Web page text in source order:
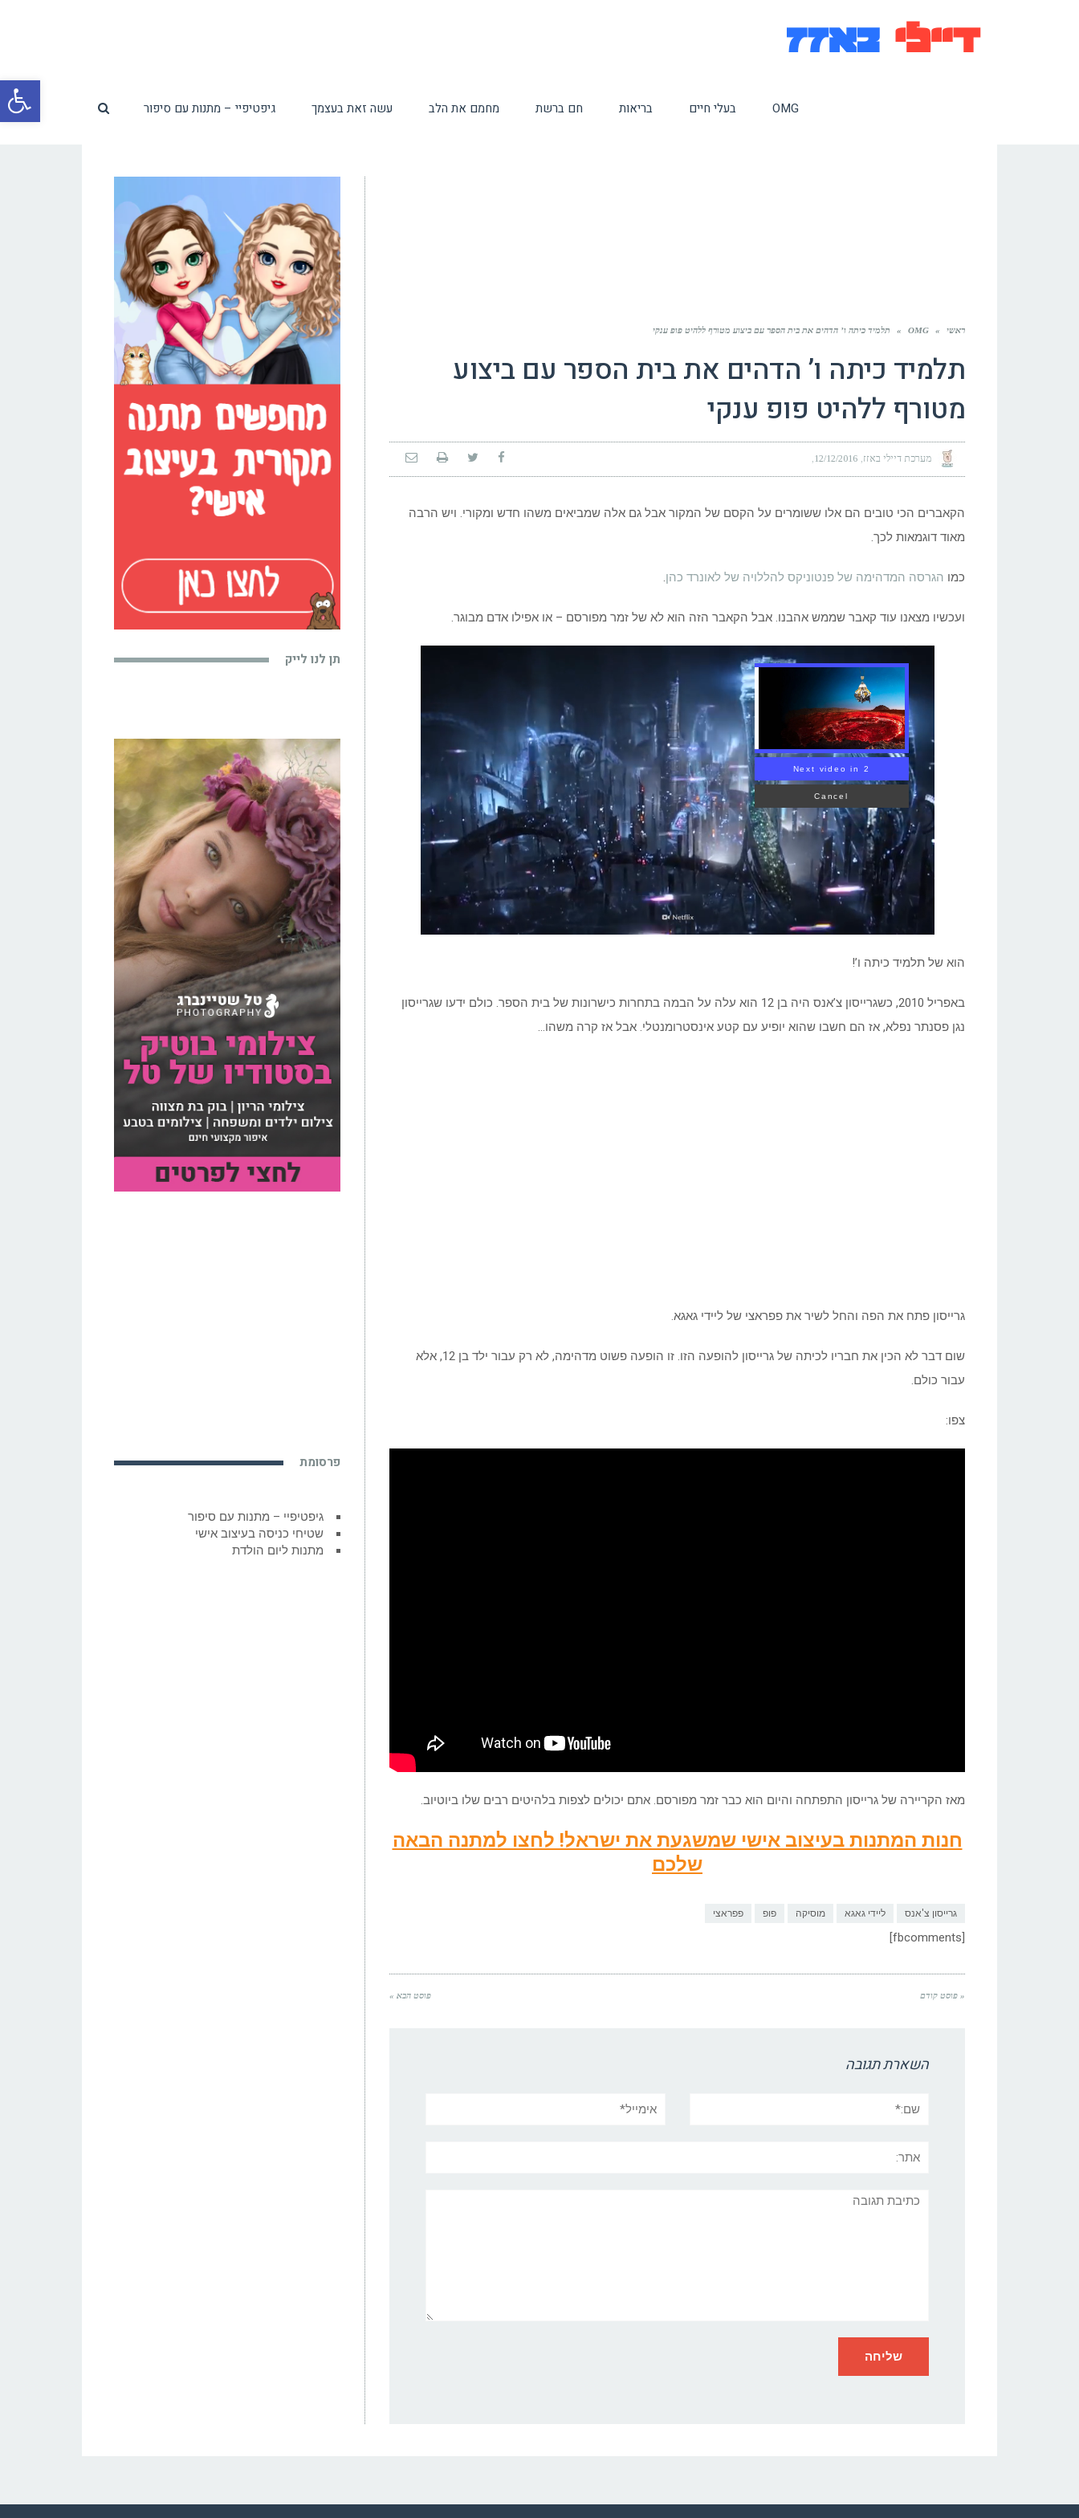
OMG בעלי חיים בריאות חם ברשת מחמם את הלב עשה זאת בעצמך גיפטיפיי – מתנות עם סיפור
ראשי »
OMG
» תלמיד כיתה ו’ הדהים את בית הספר עם ביצוע מטורף ללהיט פופ ענקי
תלמיד כיתה ו’ הדהים את בית הספר עם ביצוע
מטורף ללהיט פופ ענקי
מערכת דיילי באזז 12/12/2016
הקאברים הכי טובים הם אלו ששומרים על הקסם של המקור אבל גם אלה שמביאים משהו חדש ומקורי. ויש הרבה
מאוד דוגמאות לכך.
כמו הגרסה המדהימה של פנטוניקס להללויה של לאונרד כהן.
ועכשיו מצאנו עוד קאבר שממש אהבנו. אבל הקאבר הזה הוא לא של זמר מפורסם – או אפילו אדם מבוגר.
Next video in 1
Cancel
הוא של תלמיד כיתה ו’!
באפריל 2010, כשגרייסון צ’אנס היה בן 12 הוא עלה על הבמה בתחרות כישרונות של בית הספר. כולם ידעו שגרייסון
נגן פסנתר נפלא, אז הם חשבו שהוא יופיע עם קטע אינסטרומנטלי. אבל אז קרה משהו…
גרייסון פתח את הפה והחל לשיר את פפראצי של ליידי גאגא.
שום דבר לא הכין את חבריו לכיתה של גרייסון להופעה הזו. זו הופעה פשוט מדהימה, לא רק עבור ילד בן 12, אלא
עבור כולם.
צפו:
מאז הקריירה של גרייסון התפתחה והיום הוא כבר זמר מפורסם. אתם יכולים לצפות בלהיטים רבים שלו ביוטיוב.
חנות המתנות בעיצוב אישי שמשגעת את ישראל! לחצו למתנה הבאה
שלכם
גרייסון צ'אנס ליידי גאגא מוסיקה פופ פפראצי
« פוסט קודם פוסט הבא »
השארת תגובה
תגובה
תן לנו לייק
פרסומת
גיפטיפיי – מתנות עם סיפור
שטיחי כניסה בעיצוב אישי
מתנות ליום הולדת